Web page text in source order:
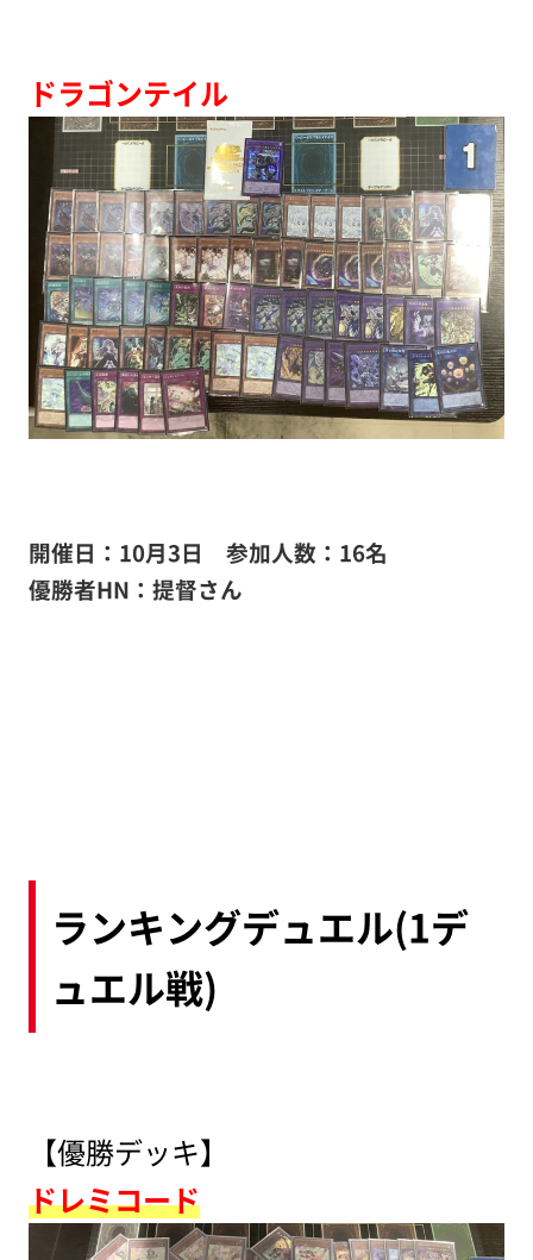
ドラゴンテイル
開催日：10月3日 参加人数：16名
優勝者HN：提督さん
ランキングデュエル(1デ
ュエル戦)
【優勝デッキ】
ドレミコード